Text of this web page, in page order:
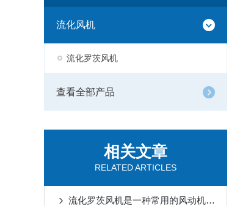
流化风机
流化罗茨风机
查看全部产品
相关文章
RELATED ARTICLES
流化罗茨风机是一种常用的风动机械设备